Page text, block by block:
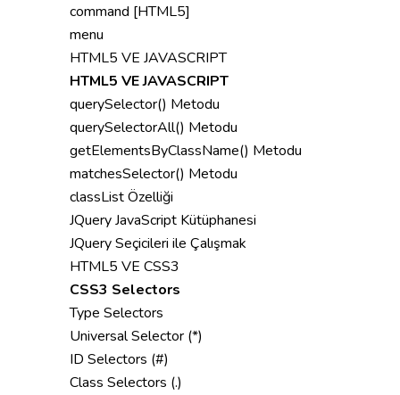
command [HTML5]
menu
HTML5 VE JAVASCRIPT
HTML5 VE JAVASCRIPT
querySelector() Metodu
querySelectorAll() Metodu
getElementsByClassName() Metodu
matchesSelector() Metodu
classList Özelliği
JQuery JavaScript Kütüphanesi
JQuery Seçicileri ile Çalışmak
HTML5 VE CSS3
CSS3 Selectors
Type Selectors
Universal Selector (*)
ID Selectors (#)
Class Selectors (.)